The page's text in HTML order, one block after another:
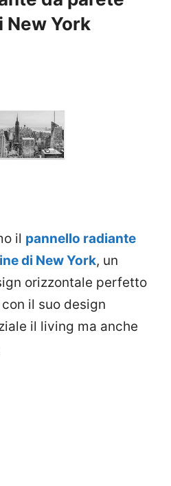
New York
il pannello radiante
di New York, un
orizzontale perfetto
il suo design
il living ma anche